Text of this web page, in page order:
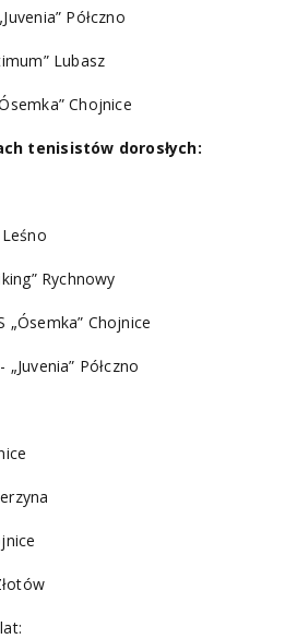
Półczno
Lubasz
Chojnice
tenisistów dorosłych:
Rychnowy
Chojnice
Półczno